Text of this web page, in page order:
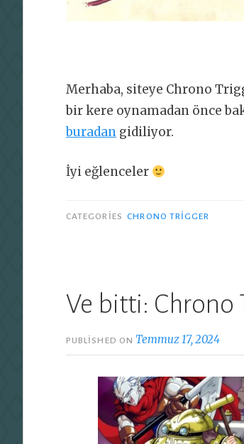
Merhaba, siteye Chrono
bir kere oynamadan önce
buradan gidiliyor.
İyi eğlenceler
CATEGORIES CHRONO TRIGGER
Ve bitti: Chrono
PUBLISHED ON Temmuz 17, 2024